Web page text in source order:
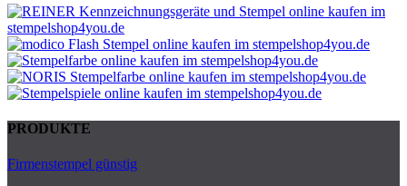
PRODUKTE
Firmenstempel günstig